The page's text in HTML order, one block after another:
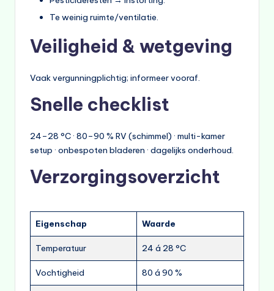
Te weinig ruimte/ventilatie.
Veiligheid & wetgeving
Vaak vergunningplichtig; informeer vooraf.
Snelle checklist
24–28 °C · 80–90 % RV (schimmel) · multi-kamer
setup · onbespoten bladeren · dagelijks onderhoud.
Verzorgingsoverzicht
Eigenschap Waarde
Temperatuur 24 á 28 °C
Vochtigheid 80 á 90 %